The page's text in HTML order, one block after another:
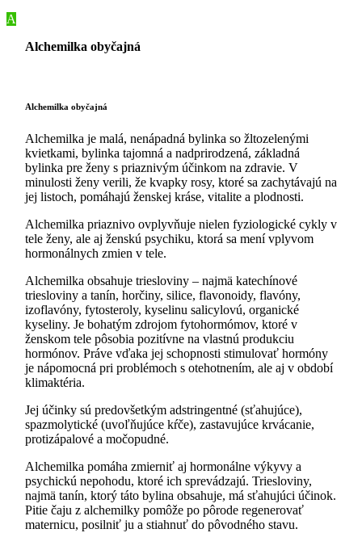
A
Alchemilka obyčajná
Alchemilka obyčajná
Alchemilka je malá, nenápadná bylinka so žltozelenými
kvietkami, bylinka tajomná a nadprirodzená, základná
bylinka pre ženy s priaznivým účinkom na zdravie. V
minulosti ženy verili, že kvapky rosy, ktoré sa zachytávajú na
jej listoch, pomáhajú ženskej kráse, vitalite a plodnosti.
Alchemilka priaznivo ovplyvňuje nielen fyziologické cykly v
tele ženy, ale aj ženskú psychiku, ktorá sa mení vplyvom
hormonálnych zmien v tele.
Alchemilka obsahuje triesloviny – najmä katechínové
triesloviny a tanín, horčiny, silice, flavonoidy, flavóny,
izoflavóny, fytosteroly, kyselinu salicylovú, organické
kyseliny. Je bohatým zdrojom fytohormómov, ktoré v
ženskom tele pôsobia pozitívne na vlastnú produkciu
hormónov. Práve vďaka jej schopnosti stimulovať hormóny
je nápomocná pri problémoch s otehotnením, ale aj v období
klimaktéria.
Jej účinky sú predovšetkým adstringentné (sťahujúce),
spazmolytické (uvoľňujúce kŕče), zastavujúce krvácanie,
protizápalové a močopudné.
Alchemilka pomáha zmierniť aj hormonálne výkyvy a
psychickú nepohodu, ktoré ich sprevádzajú. Triesloviny,
najmä tanín, ktorý táto bylina obsahuje, má sťahujúci účinok.
Pitie čaju z alchemilky pomôže po pôrode regenerovať
maternicu, posilniť ju a stiahnuť do pôvodného stavu.